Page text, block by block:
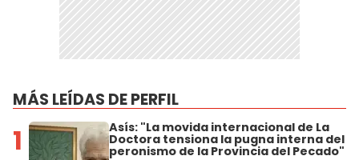
MÁS LEÍDAS DE PERFIL
1 Asís: "La movida internacional de La
Doctora tensiona la pugna interna del
peronismo de la Provincia del Pecado"